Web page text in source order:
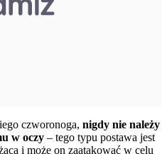
czworonoga, nigdy nie należy
w oczy – tego typu postawa jest
i może on zaatakować w celu